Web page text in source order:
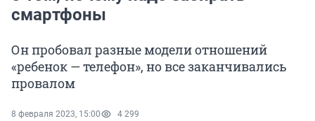
смартфоны
Он пробовал разные модели отношений
«ребенок — телефон», но все заканчивались
провалом
8 февраля 2023, 15:00 4 299